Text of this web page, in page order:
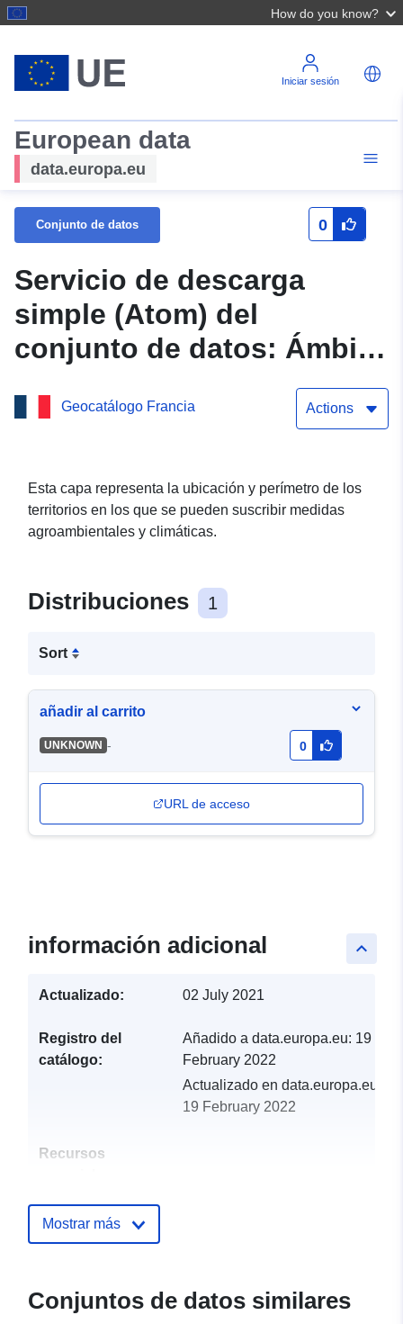
How do you know?
Iniciar sesión
European data
data.europa.eu
Conjunto de datos 0
Servicio de descarga
simple (Atom) del
conjunto de datos: Ámbito
de aplicación del DFAIT
2016Geocatálogo Francia Actions
Esta capa representa la ubicación y perímetro de los
territorios en los que se pueden suscribir medidas
agroambientales y climáticas.
Distribuciones 1
Sort
añadir al carrito
UNKNOWN - 0
URL de acceso
keyboard_arrow_up
información adicional
Actualizado: 02 July 2021
Registro del
catálogo:
Añadido a data.europa.eu: 19
February 2022
Actualizado en data.europa.eu:
19 February 2022
Recursos
Identificadores:
d736-4e90-b725-
Mostrar más
Conjuntos de datos similares